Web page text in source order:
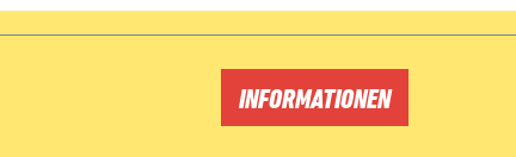
INFORMATIONEN